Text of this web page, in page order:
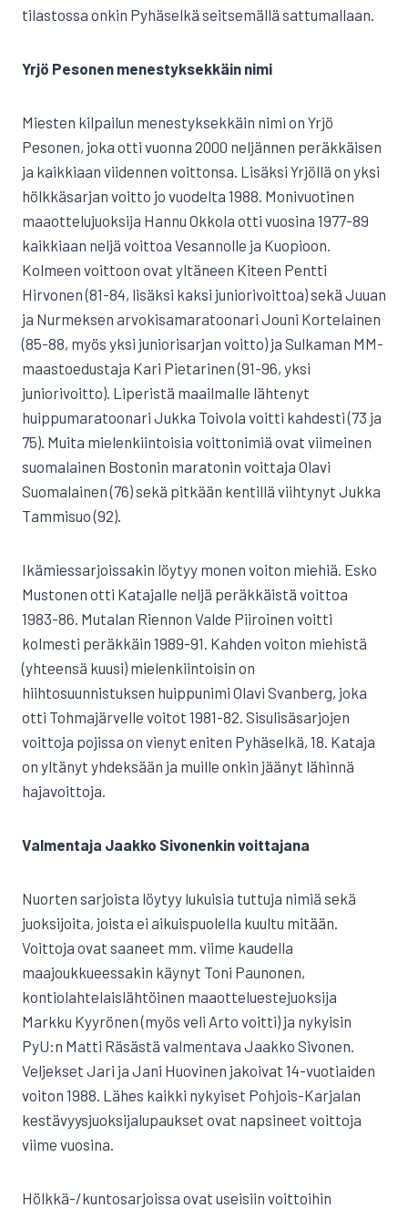
tilastossa onkin Pyhäselkä seitsemällä sattumallaan.
Yrjö Pesonen menestyksekkäin nimi
Miesten kilpailun menestyksekkäin nimi on Yrjö
Pesonen, joka otti vuonna 2000 neljännen peräkkäisen
ja kaikkiaan viidennen voittonsa. Lisäksi Yrjöllä on yksi
hölkkäsarjan voitto jo vuodelta 1988. Monivuotinen
maaottelujuoksija Hannu Okkola otti vuosina 1977-89
kaikkiaan neljä voittoa Vesannolle ja Kuopioon.
Kolmeen voittoon ovat yltäneen Kiteen Pentti
Hirvonen (81-84, lisäksi kaksi juniorivoittoa) sekä Juuan
ja Nurmeksen arvokisamaratoonari Jouni Kortelainen
(85-88, myös yksi juniorisarjan voitto) ja Sulkaman MM-
maastoedustaja Kari Pietarinen (91-96, yksi
juniorivoitto). Liperistä maailmalle lähtenyt
huippumaratoonari Jukka Toivola voitti kahdesti (73 ja
75). Muita mielenkiintoisia voittonimiä ovat viimeinen
suomalainen Bostonin maratonin voittaja Olavi
Suomalainen (76) sekä pitkään kentillä viihtynyt Jukka
Tammisuo (92).
Ikämiessarjoissakin löytyy monen voiton miehiä. Esko
Mustonen otti Katajalle neljä peräkkäistä voittoa
1983-86. Mutalan Riennon Valde Piiroinen voitti
kolmesti peräkkäin 1989-91. Kahden voiton miehistä
(yhteensä kuusi) mielenkiintoisin on
hiihtosuunnistuksen huippunimi Olavi Svanberg, joka
otti Tohmajärvelle voitot 1981-82. Sisulisäsarjojen
voittoja pojissa on vienyt eniten Pyhäselkä, 18. Kataja
on yltänyt yhdeksään ja muille onkin jäänyt lähinnä
hajavoittoja.
Valmentaja Jaakko Sivonenkin voittajana
Nuorten sarjoista löytyy lukuisia tuttuja nimiä sekä
juoksijoita, joista ei aikuispuolella kuultu mitään.
Voittoja ovat saaneet mm. viime kaudella
maajoukkueessakin käynyt Toni Paunonen,
kontiolahtelaislähtöinen maaotteluestejuoksija
Markku Kyyrönen (myös veli Arto voitti) ja nykyisin
PyU:n Matti Räsästä valmentava Jaakko Sivonen.
Veljekset Jari ja Jani Huovinen jakoivat 14-vuotiaiden
voiton 1988. Lähes kaikki nykyiset Pohjois-Karjalan
kestävyysjuoksijalupaukset ovat napsineet voittoja
viime vuosina.
Hölkkä-/kuntosarjoissa ovat useisiin voittoihin